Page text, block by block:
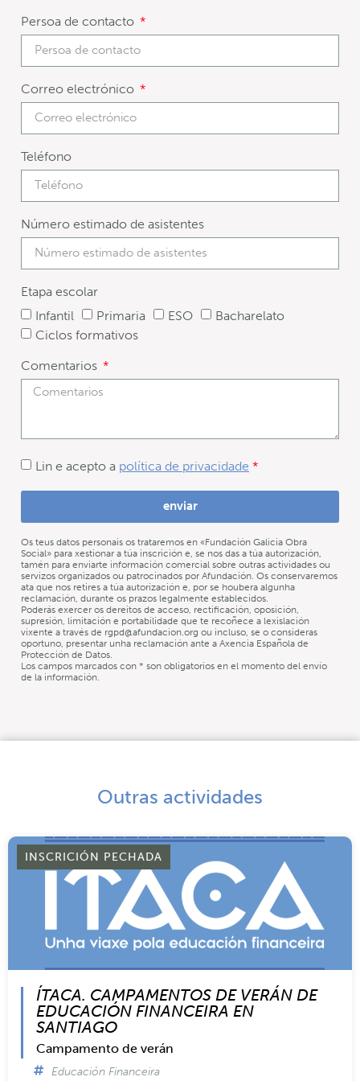
Persoa de contacto
Correo electrónico
Teléfono
Número estimado de asistentes
Etapa escolar
Infantil
Primaria ESO
Bacharelato
Ciclos formativos
Comentarios
Lin e acepto a política de privacidade *
enviar
Os teus datos personais os trataremos en «Fundación Galicia Obra
Social» para xestionar a túa inscrición e, se nos das a túa autorización,
tamén para enviarte información comercial sobre outras actividades ou
servizos organizados ou patrocinados por Afundación. Os conservaremos
ata que nos retires a túa autorización e, por se houbera algunha
reclamación, durante os prazos legalmente establecidos.
Poderás exercer os dereitos de acceso, rectificación, oposición,
supresión, limitación e portabilidade que te recoñece a lexislación
vixente a través de rgpd@afundacion.org ou incluso, se o consideras
oportuno, presentar unha reclamación ante a Axencia Española de
Protección de Datos.
Los campos marcados con * son obligatorios en el momento del envío
de la información.
Outras actividades
INSCRICIÓN PECHADA
ÍTACA. CAMPAMENTOS DE VERÁN DE
EDUCACIÓN FINANCEIRA EN
SANTIAGO
Campamento de verán
Educación Financeira